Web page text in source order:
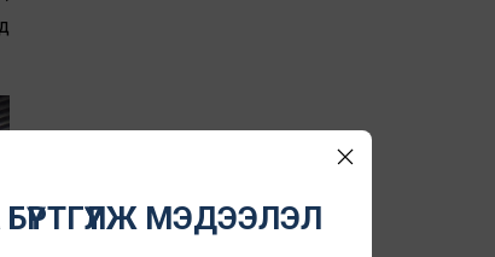
МЭДЭЭЛЭЛ